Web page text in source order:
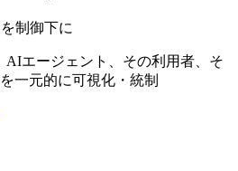
制御下に
AIエージェント、その利用者、そ
一元的に可視化・統制